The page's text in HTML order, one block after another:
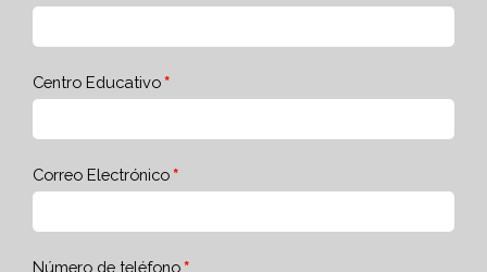
Centro Educativo
Correo Electrónico
Número de teléfono